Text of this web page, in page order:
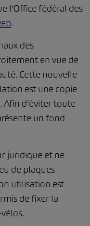
l’Office fédéral des
.
des
en vue de
Cette nouvelle
est une copie
Afin d’éviter toute
un fond
juridique et ne
de plaques
utilisation est
de fixer la